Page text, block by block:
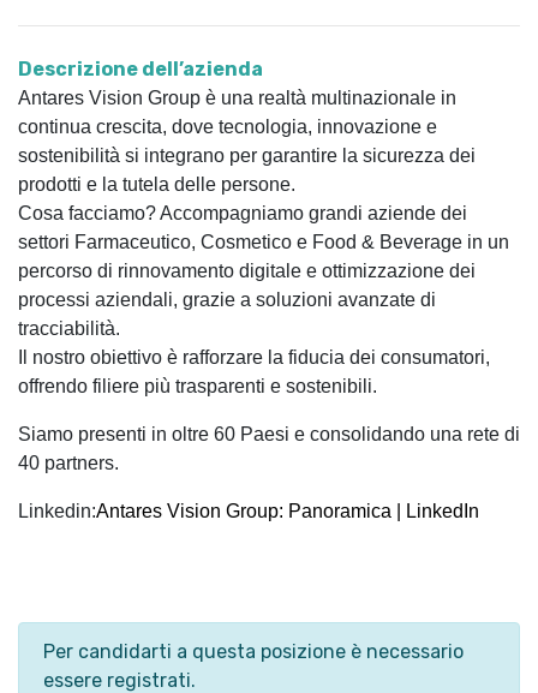
Descrizione dell’azienda
Antares Vision Group è una realtà multinazionale in
continua crescita, dove tecnologia, innovazione e
sostenibilità si integrano per garantire la sicurezza dei
prodotti e la tutela delle persone.
Cosa facciamo? Accompagniamo grandi aziende dei
settori Farmaceutico, Cosmetico e Food & Beverage in un
percorso di rinnovamento digitale e ottimizzazione dei
processi aziendali, grazie a soluzioni avanzate di
tracciabilità.
Il nostro obiettivo è rafforzare la fiducia dei consumatori,
offrendo filiere più trasparenti e sostenibili.
Siamo presenti in oltre 60 Paesi e consolidando una rete di
40 partners.
Linkedin:Antares Vision Group: Panoramica | LinkedIn
Per candidarti a questa posizione è necessario
essere registrati.